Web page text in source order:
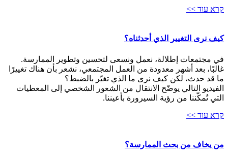
קרא עוד >>
كيف نرى التغيير الذي أحدثناه؟
في مجتمعات إطلالة، نعمل ونسعى لتحسين وتطوير الممارسة.
غالبًا، بعد أشهر معدودة من العمل المجتمعي، نشعر بأن هناك تغييرًا
ما قد حدث، لكن كيف نرى ما الذي تغيّر بالضبط؟
الفيديو التالي يوضّح الانتقال من الشعور الشخصي إلى المعطيات
التي تُمكّننا من رؤية السيرورة بأعيننا.
קרא עוד >>
من يخاف من بحث الممارسة؟